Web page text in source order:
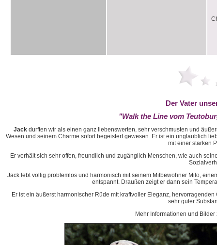
Der Vater
"Walk the Line vom
Jack durften wir als einen ganz liebenswerten, sehr verschmusten und
Wesen und seinem Charme sofort begeistert gewesen. Er ist ein unglaublich
mit einer starken
Er verhält sich sehr offen, freundlich und zugänglich Menschen, wie auch
Jack lebt völlig problemlos und harmonisch mit seinem Mitbewohner Milo,
entspannt. Draußen zeigt er dann sein
Er ist ein äußerst harmonischer Rüde mit kraftvoller Eleganz,
sehr guter
Mehr Informationen und